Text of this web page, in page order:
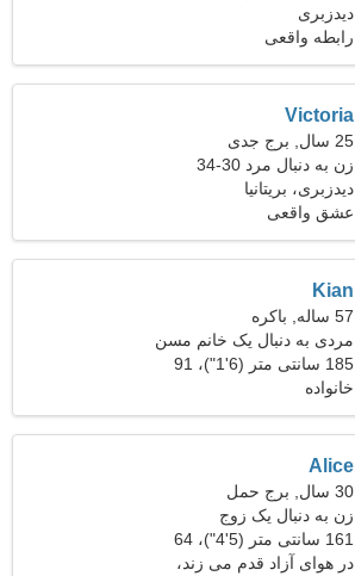
و به دنبال یک زن زیبا هستم
دیدزبری
رابطه واقعی
Victoria
25 سال, برج جدی
زن به دنبال مرد 30-34
دیدزبری، بریتانیا
عشق واقعی
Kian
57 ساله, باکره
مردی به دنبال یک خانم مسن
49-55
185 سانتی متر (6'1")، 91
کیلوگرم (200 پوند)
خانواده
Alice
30 سال, برج حمل
زن به دنبال یک زوج
161 سانتی متر (5'4")، 64
کیلوگرم (141 پوند)
در هوای آزاد قدم می زند،